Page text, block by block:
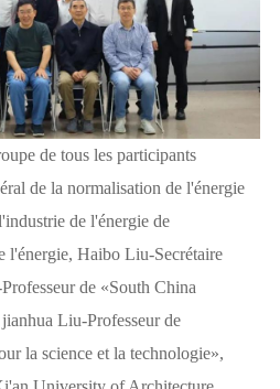
de tous les participants
de la normalisation de l'énergie
de l'énergie de
l'énergie, Haibo Liu-Secrétaire
de «South China
Liu-Professeur de
la science et la technologie»,